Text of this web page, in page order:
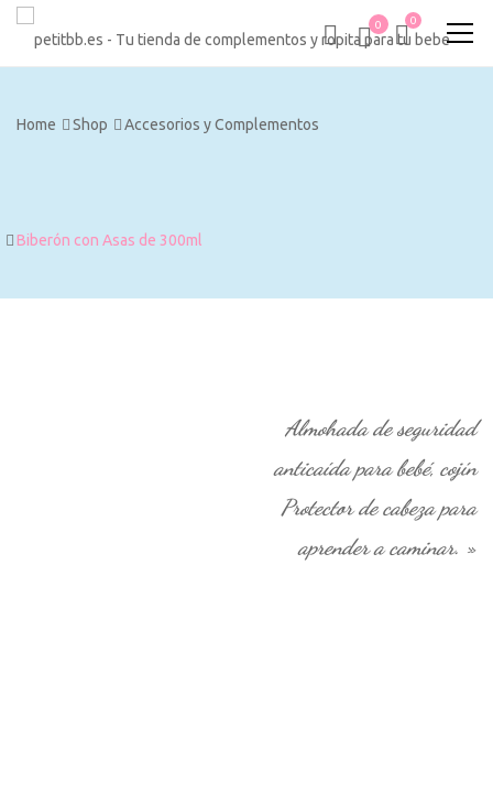
0 0
Home Shop Accesorios y Complementos
Biberón con Asas de 300ml
Almohada de seguridad
anticaída para bebé, cojín
Protector de cabeza para
aprender a caminar. »